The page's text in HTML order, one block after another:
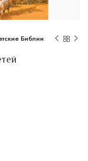
Библии